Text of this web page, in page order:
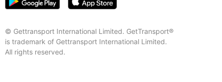
© Gettransport International Limited. GetTransport®
is trademark of Gettransport International Limited.
All rights reserved.